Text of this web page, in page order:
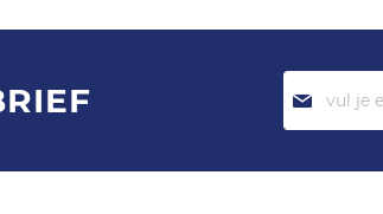
je
op
nieuwsbrief: